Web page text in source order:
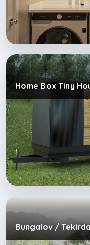
Home Box Tiny
Bungalov /